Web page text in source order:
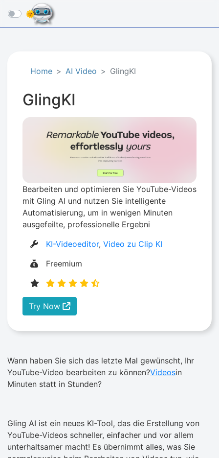
☰
Home AI Video GlingKI
GlingKI
Bearbeiten und optimieren Sie YouTube-Videos
mit Gling AI und nutzen Sie intelligente
Automatisierung, um in wenigen Minuten
ausgefeilte, professionelle Ergebni
KI-Videoeditor,Video zu Clip KI
Freemium
Try Now
Wann haben Sie sich das letzte Mal gewünscht, Ihr
YouTube-Video bearbeiten zu können?Videosin
Minuten statt in Stunden?
Gling AI ist ein neues KI-Tool, das die Erstellung von
YouTube-Videos schneller, einfacher und vor allem
unterhaltsamer macht! Es übernimmt alles, was Sie